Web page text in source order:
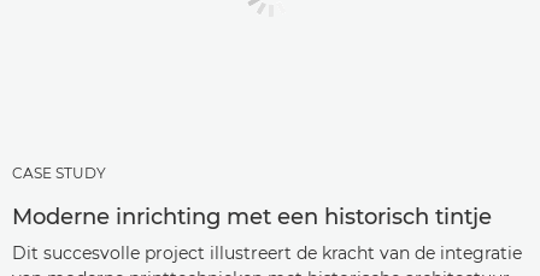
CASE STUDY
Moderne inrichting met een historisch tintje
Dit succesvolle project illustreert de kracht van de integratie